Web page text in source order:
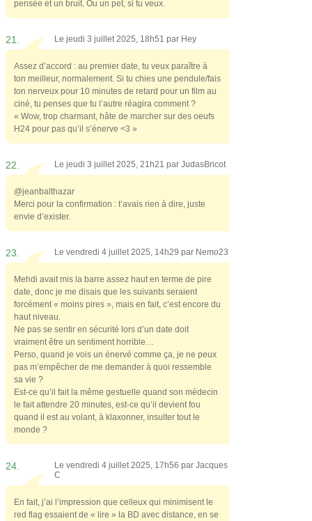
pensée et un bruit. Ou un pet, si tu veux.
21. Le jeudi 3 juillet 2025, 18h51 par Hey
Assez d’accord : au premier date, tu veux paraître à
ton meilleur, normalement. Si tu chies une pendule/fais
ton nerveux pour 10 minutes de retard pour un film au
ciné, tu penses que tu l’autre réagira comment ?
« Wow, trop charmant, hâte de marcher sur des oeufs
H24 pour pas qu’il s’énerve <3 »
22. Le jeudi 3 juillet 2025, 21h21 par JudasBricot
@jeanbalthazar
Merci pour la confirmation : t’avais rien à dire, juste
envie d’exister.
23. Le vendredi 4 juillet 2025, 14h29 par Nemo23
Mehdi avait mis la barre assez haut en terme de pire
date, donc je me disais que les suivants seraient
forcément « moins pires », mais en fait, c’est encore du
haut niveau.
Ne pas se sentir en sécurité lors d’un date doit
vraiment être un sentiment horrible…
Perso, quand je vois un énervé comme ça, je ne peux
pas m’empêcher de me demander à quoi ressemble
sa vie ?
Est-ce qu’il fait la même gestuelle quand son médecin
le fait attendre 20 minutes, est-ce qu’il devient fou
quand il est au volant, à klaxonner, insulter tout le
monde ?
24. Le vendredi 4 juillet 2025, 17h56 par Jacques
C
En fait, j’ai l’impression que celleux qui minimisent le
red flag essaient de « lire » la BD avec distance, en se